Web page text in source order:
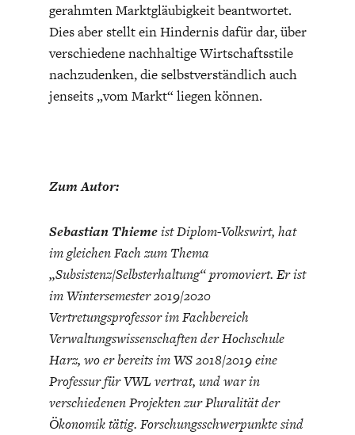
gerahmten Marktgläubigkeit beantwortet.
Dies aber stellt ein Hindernis dafür dar, über
verschiedene nachhaltige Wirtschaftsstile
nachzudenken, die selbstverständlich auch
jenseits „vom Markt“ liegen können.
Zum Autor:
Sebastian Thiemeist Diplom-Volkswirt, hat
im gleichen Fach zum Thema
„Subsistenz/Selbsterhaltung“ promoviert. Er ist
im Wintersemester 2019/2020
Vertretungsprofessor im Fachbereich
Verwaltungswissenschaften der Hochschule
Harz, wo er bereits im WS 2018/2019 eine
Professur für VWL vertrat, und war in
verschiedenen Projekten zur Pluralität der
Ökonomik tätig. Forschungsschwerpunkte sind